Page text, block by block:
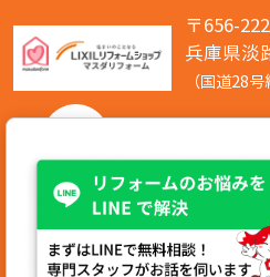
〒656-
兵庫県淡
（国道28
050-
営業時間:8:00～17:00 定休